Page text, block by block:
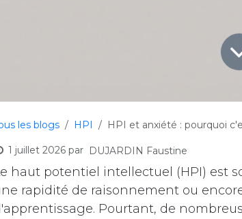
les blogs HPI HPI et anxiété : pourquoi
1 juillet 2026 par DUJARDIN Faustine
haut potentiel intellectuel (HPI) est
rapidité de raisonnement ou
Pourtant, de